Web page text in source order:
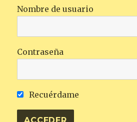
Nombre de usuario
Contraseña
Recuérdame